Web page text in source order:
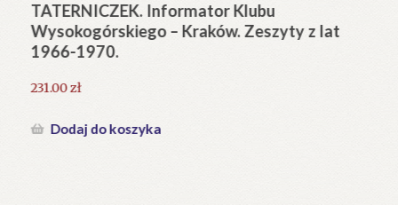
TATERNICZEK. Informator Klubu
Wysokogórskiego – Kraków. Zeszyty z lat
1966-1970.
231.00zł
Dodaj do koszyka